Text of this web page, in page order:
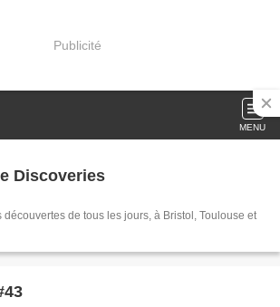
Publicité
MENU
Discoveries
découvertes de tous les jours, à Bristol, Toulouse et